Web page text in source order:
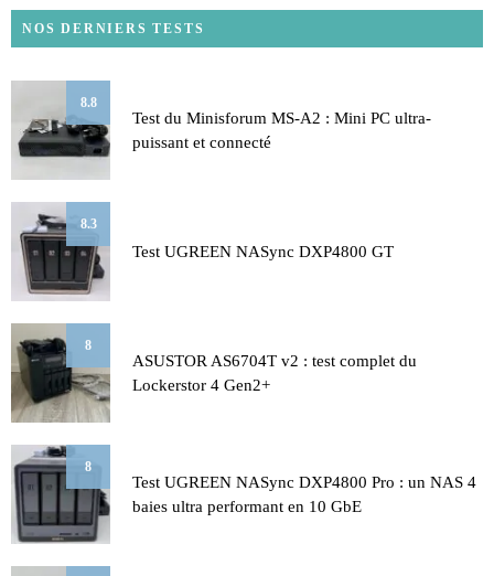
NOS DERNIERS TESTS
8.8
Test du Minisforum MS-A2 : Mini PC ultra-
puissant et connecté
8.3
Test UGREEN NASync DXP4800 GT
8
ASUSTOR AS6704T v2 : test complet du
Lockerstor 4 Gen2+
8
Test UGREEN NASync DXP4800 Pro : un NAS 4
baies ultra performant en 10 GbE